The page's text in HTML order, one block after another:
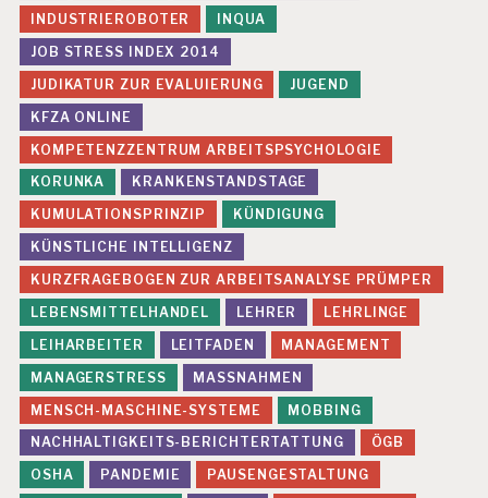
INDUSTRIEROBOTER
INQUA
JOB STRESS INDEX 2014
JUDIKATUR ZUR EVALUIERUNG
JUGEND
KFZA ONLINE
KOMPETENZZENTRUM ARBEITSPSYCHOLOGIE
KORUNKA
KRANKENSTANDSTAGE
KUMULATIONSPRINZIP
KÜNDIGUNG
KÜNSTLICHE INTELLIGENZ
KURZFRAGEBOGEN ZUR ARBEITSANALYSE PRÜMPER
LEBENSMITTELHANDEL
LEHRER
LEHRLINGE
LEIHARBEITER
LEITFADEN
MANAGEMENT
MANAGERSTRESS
MASSNAHMEN
MENSCH-MASCHINE-SYSTEME
MOBBING
NACHHALTIGKEITS-BERICHTERTATTUNG
ÖGB
OSHA
PANDEMIE
PAUSENGESTALTUNG